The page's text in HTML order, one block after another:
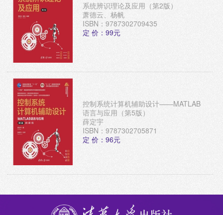
系统辨识理论及应用（第2版）
萧德云、杨帆
ISBN：9787302709435
定 价：99元
控制系统计算机辅助设计——MATLAB
语言与应用（第5版）
薛定宇
ISBN：9787302705871
定 价：96元